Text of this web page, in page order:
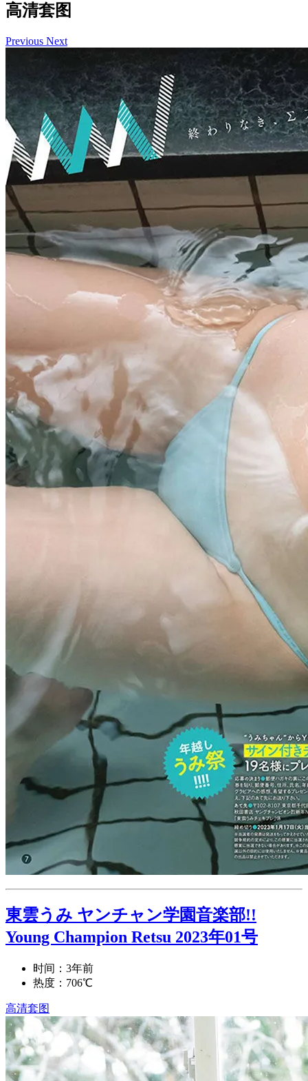
高清套图
Previous Next
東雲うみ ヤンチャン学園音楽部!!
Young Champion Retsu 2023年01号
时间：3年前
热度：706℃
高清套图